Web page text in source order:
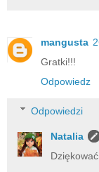
mangusta
Gratki!!!
Odpowiedz
Odpowiedzi
Natalia